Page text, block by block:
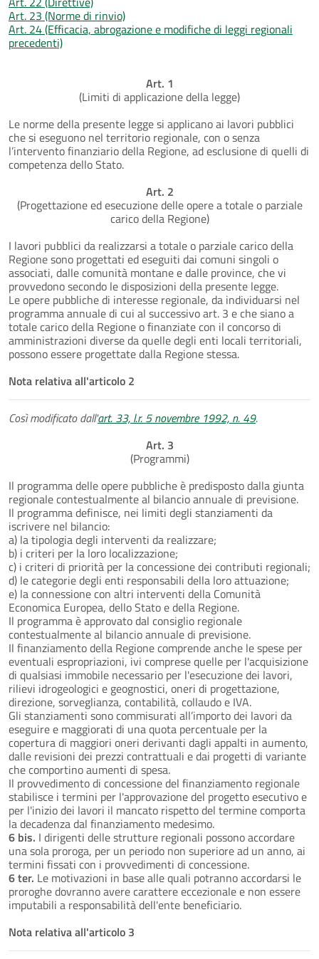
Art. 23 (Norme di rinvio)
Art. 24 (Efficacia, abrogazione e modifiche di leggi regionali
precedenti)
Art. 1
(Limiti di applicazione della legge)
Le norme della presente legge si applicano ai lavori pubblici
che si eseguono nel territorio regionale, con o senza
l’intervento finanziario della Regione, ad esclusione di quelli di
competenza dello Stato.
Art. 2
(Progettazione ed esecuzione delle opere a totale o parziale
carico della Regione)
I lavori pubblici da realizzarsi a totale o parziale carico della
Regione sono progettati ed eseguiti dai comuni singoli o
associati, dalle comunità montane e dalle province, che vi
provvedono secondo le disposizioni della presente legge.
Le opere pubbliche di interesse regionale, da individuarsi nel
programma annuale di cui al successivo art. 3 e che siano a
totale carico della Regione o finanziate con il concorso di
amministrazioni diverse da quelle degli enti locali territoriali,
possono essere progettate dalla Regione stessa.
Nota relativa all'articolo 2
Così modificato dall'art. 33, l.r. 5 novembre 1992, n. 49.
Art. 3
(Programmi)
Il programma delle opere pubbliche è predisposto dalla giunta
regionale contestualmente al bilancio annuale di previsione.
Il programma definisce, nei limiti degli stanziamenti da
iscrivere nel bilancio:
a) la tipologia degli interventi da realizzare;
b) i criteri per la loro localizzazione;
c) i criteri di priorità per la concessione dei contributi regionali;
d) le categorie degli enti responsabili della loro attuazione;
e) la connessione con altri interventi della Comunità
Economica Europea, dello Stato e della Regione.
Il programma è approvato dal consiglio regionale
contestualmente al bilancio annuale di previsione.
Il finanziamento della Regione comprende anche le spese per
eventuali espropriazioni, ivi comprese quelle per l'acquisizione
di qualsiasi immobile necessario per l'esecuzione dei lavori,
rilievi idrogeologici e geognostici, oneri di progettazione,
direzione, sorveglianza, contabilità, collaudo e IVA.
Gli stanziamenti sono commisurati all’importo dei lavori da
eseguire e maggiorati di una quota percentuale per la
copertura di maggiori oneri derivanti dagli appalti in aumento,
dalle revisioni dei prezzi contrattuali e dai progetti di variante
che comportino aumenti di spesa.
Il provvedimento di concessione del finanziamento regionale
stabilisce i termini per l'approvazione del progetto esecutivo e
per l'inizio dei lavori il mancato rispetto del termine comporta
la decadenza dal finanziamento medesimo.
6 bis. I dirigenti delle strutture regionali possono accordare
una sola proroga, per un periodo non superiore ad un anno, ai
termini fissati con i provvedimenti di concessione.
6 ter. Le motivazioni in base alle quali potranno accordarsi le
proroghe dovranno avere carattere eccezionale e non essere
imputabili a responsabilità dell'ente beneficiario.
Nota relativa all'articolo 3